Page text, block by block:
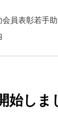
会員表彰若手
始しま